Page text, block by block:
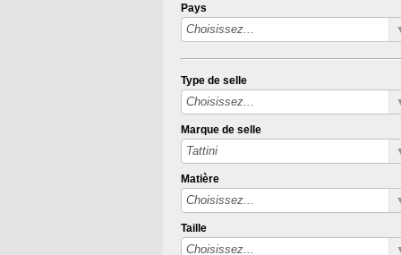
Pays
Type de selle
Marque de selle
Matière
Taille